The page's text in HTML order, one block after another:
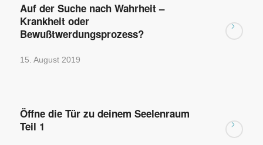
Auf der Suche nach Wahrheit –
Krankheit oder
Bewußtwerdungsprozess?
15. August 2019
Öffne die Tür zu deinem Seelenraum
Teil 1